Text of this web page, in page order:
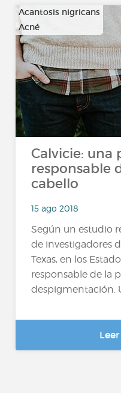
Acantosis nigricans
Acné
…
Calvicie: una
responsable
cabello
15 ago 2018
Según un estudio
de investigadores
Texas, en los
responsable de la
despigmentación.